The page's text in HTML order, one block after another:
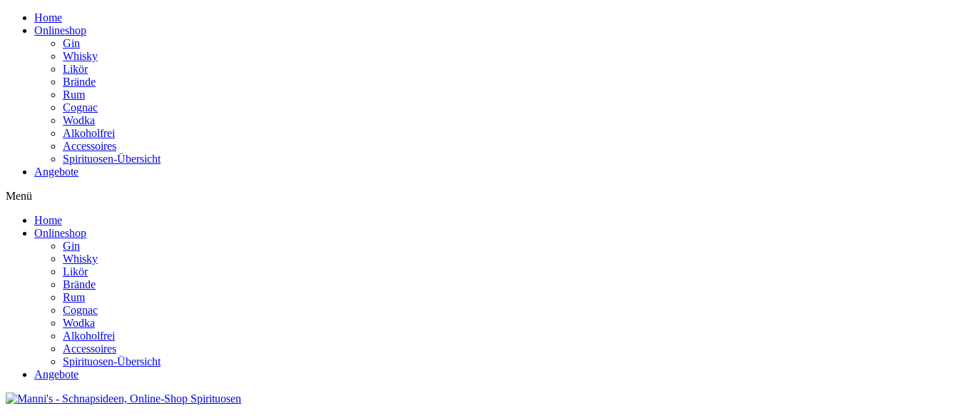
Home
Onlineshop
Gin
Whisky
Likör
Brände
Rum
Cognac
Wodka
Alkoholfrei
Accessoires
Spirituosen-Übersicht
Angebote
Menü
Home
Onlineshop
Gin
Whisky
Likör
Brände
Rum
Cognac
Wodka
Alkoholfrei
Accessoires
Spirituosen-Übersicht
Angebote